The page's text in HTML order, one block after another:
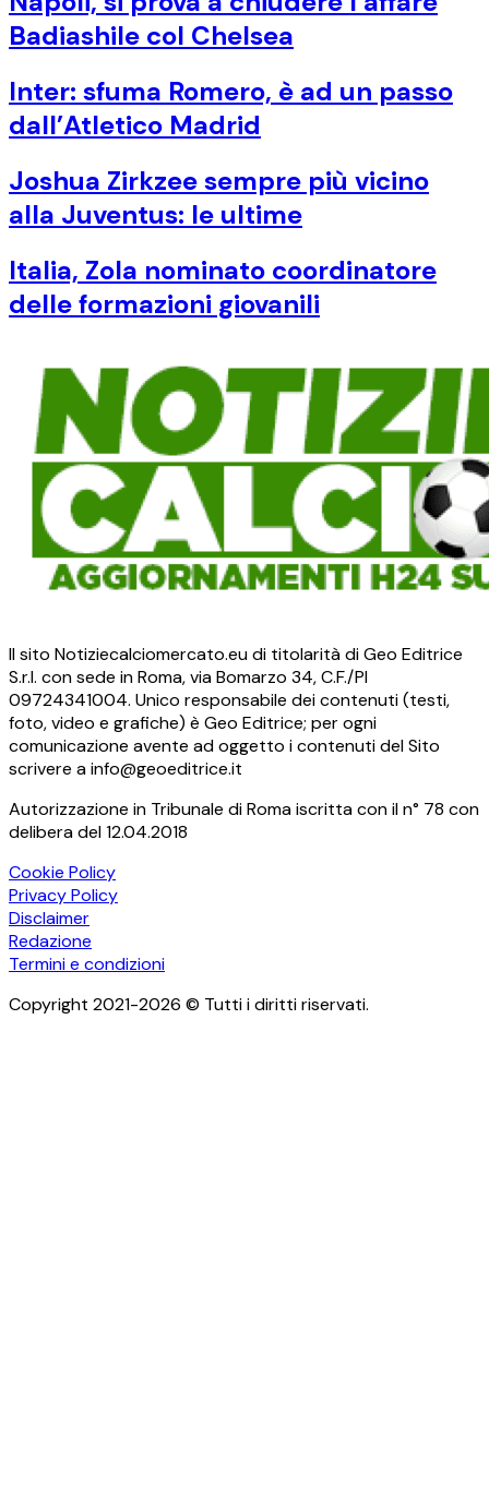
Badiashile col Chelsea
Inter: sfuma Romero, è ad un passo
dall’Atletico Madrid
Joshua Zirkzee sempre più vicino
alla Juventus: le ultime
Italia, Zola nominato coordinatore
delle formazioni giovanili
Il sito Notiziecalciomercato.eu di titolarità di Geo Editrice
S.r.l. con sede in Roma, via Bomarzo 34, C.F./PI
09724341004. Unico responsabile dei contenuti (testi,
foto, video e grafiche) è Geo Editrice; per ogni
comunicazione avente ad oggetto i contenuti del Sito
scrivere a info@geoeditrice.it
Autorizzazione in Tribunale di Roma iscritta con il n° 78 con
delibera del 12.04.2018
Cookie Policy
Privacy Policy
Disclaimer
Redazione
Termini e condizioni
Copyright 2021-2026 © Tutti i diritti riservati.